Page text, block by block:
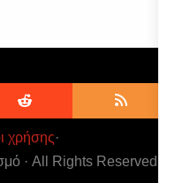
χρήσης·
· All Rights Reserved ·